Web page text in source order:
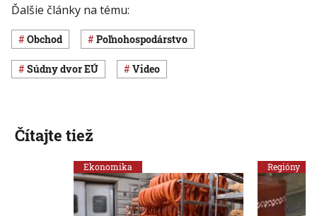
Ďalšie články na tému:
obchod poľnohospodárstvo
Súdny dvor EÚ Video
Čítajte tiež
Ekonomika Regióny